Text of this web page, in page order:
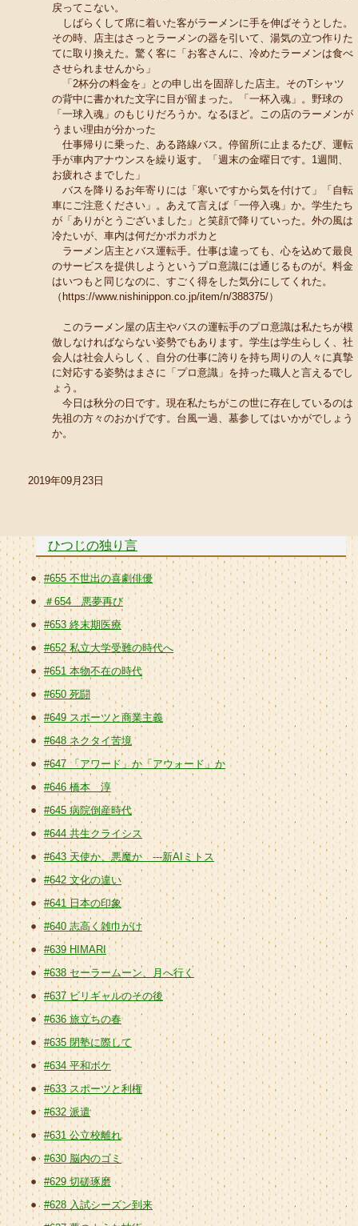
戻ってこない。
しばらくして席に着いた客がラーメンに手を伸ばそうとした。
その時、店主はさっとラーメンの器を引いて、湯気の立つ作りた
てに取り換えた。驚く客に「お客さんに、冷めたラーメンは食べ
させられませんから」
「2杯分の料金を」との申し出を固辞した店主。そのTシャツ
の背中に書かれた文字に目が留まった。「一杯入魂」。野球の
「一球入魂」のもじりだろうか。なるほど。この店のラーメンが
うまい理由が分かった
仕事帰りに乗った、ある路線バス。停留所に止まるたび、運転
手が車内アナウンスを繰り返す。「週末の金曜日です。1週間、
お疲れさまでした」
バスを降りるお年寄りには「寒いですから気を付けて」「自転
車にご注意ください」。あえて言えば「一停入魂」か。学生たち
が「ありがとうございました」と笑顔で降りていった。外の風は
冷たいが、車内は何だかポカポカと
ラーメン店主とバス運転手。仕事は違っても、心を込めて最良
のサービスを提供しようというプロ意識には通じるものが。料金
はいつもと同じなのに、すごく得をした気分にしてくれた。
（https://www.nishinippon.co.jp/item/n/388375/）
このラーメン屋の店主やバスの運転手のプロ意識は私たちが模
倣しなければならない姿勢でもあります。学生は学生らしく、社
会人は社会人らしく、自分の仕事に誇りを持ち周りの人々に真摯
に対応する姿勢はまさに「プロ意識」を持った職人と言えるでし
ょう。
今日は秋分の日です。現在私たちがこの世に存在しているのは
先祖の方々のおかげです。台風一過、墓参してはいかがでしょう
か。
2019年09月23日
ひつじの独り言
#655 不世出の喜劇俳優
＃654 悪夢再び
#653 終末期医療
#652 私立大学受難の時代へ
#651 本物不在の時代
#650 死闘
#649 スポーツと商業主義
#648 ネクタイ苦境
#647 「アワード」か「アウォード」か
#646 橋本 淳
#645 病院倒産時代
#644 共生クライシス
#643 天使か、悪魔か ---新AIミトス
#642 文化の違い
#641 日本の印象
#640 志高く雑巾がけ
#639 HIMARI
#638 セーラームーン、月へ行く
#637 ビリギャルのその後
#636 旅立ちの春
#635 閉塾に際して
#634 平和ボケ
#633 スポーツと利権
#632 派遣
#631 公立校離れ
#630 脳内のゴミ
#629 切磋琢磨
#628 入試シーズン到来